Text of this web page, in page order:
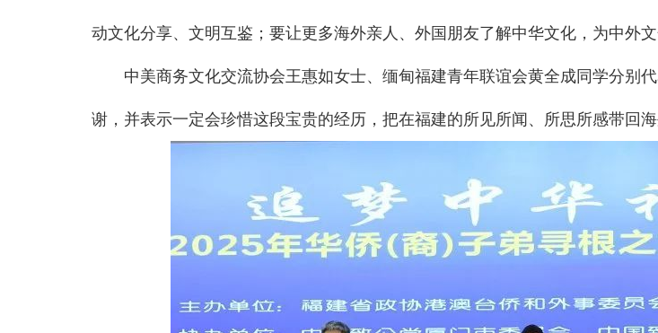
动文化分享、文明互鉴；要让更多海外亲人、外国朋友了解中华文化，为中外文
中美商务文化交流协会王惠如女士、缅甸福建青年联谊会黄全成同学分别
谢，并表示一定会珍惜这段宝贵的经历，把在福建的所见所闻、所思所感带回